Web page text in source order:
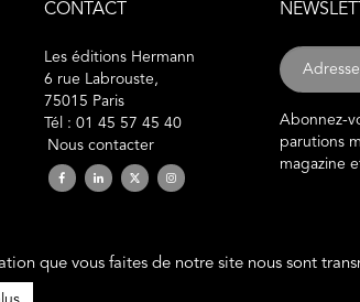
CONTACT
Les éditions Hermann
6 rue Labrouste,
75015 Paris
Tél : 01 45 57 45 40
Nous contacter
Abonnez-
parutions
magazine
réservés.
que vous faites de notre site nous sont